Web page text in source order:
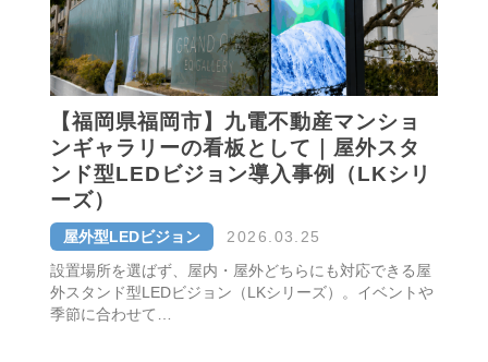
【福岡県福岡市】九電不動産マンショ
ンギャラリーの看板として｜屋外スタ
ンド型LEDビジョン導入事例（LKシリ
ーズ）
屋外型LEDビジョン
2026.03.25
設置場所を選ばず、屋内・屋外どちらにも対応できる屋
外スタンド型LEDビジョン（LKシリーズ）。イベントや
季節に合わせて…